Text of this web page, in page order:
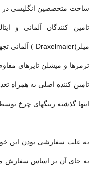
ساخت متخصصین انگلیسی در
تامین كنندگان آلمانی و
تامین كننده اصلی به همراه
اینها گذشته رینگهای چرخ
به علت سفارشی بودن این